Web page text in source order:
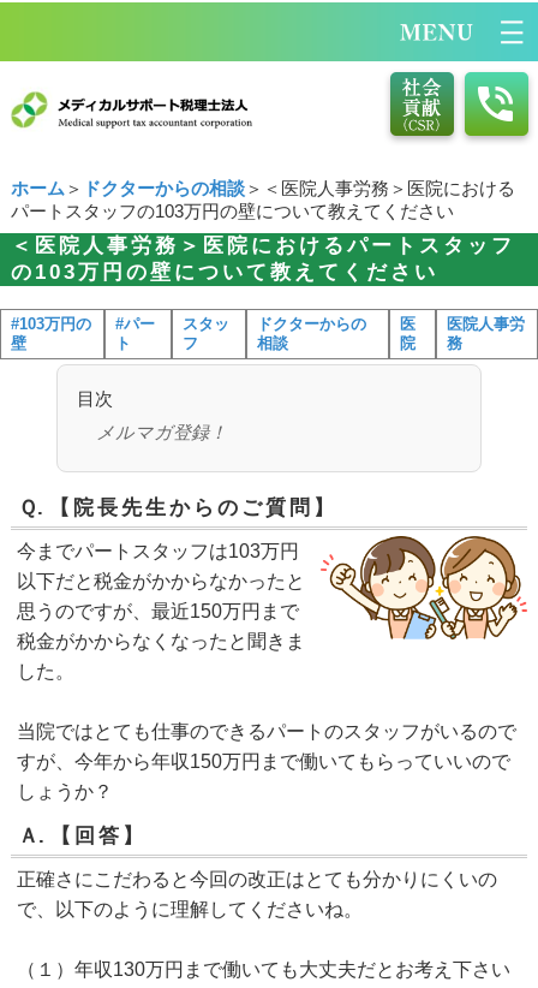
ホーム ＞ ドクターからの相談＞＜医院人事労務＞医院における
パートスタッフの103万円の壁について教えてください
＜医院人事労務＞医院におけるパートスタッフ
の103万円の壁について教えてください
#103万円の
壁
#パー
ト
スタッ
フ
ドクターからの
相談
医
院
医院人事労
務
目次
メルマガ登録！
Ｑ. 【院長先生からのご質問】
今までパートスタッフは103万円
以下だと税金がかからなかったと
思うのですが、最近150万円まで
税金がかからなくなったと聞きま
した。
当院ではとても仕事のできるパートのスタッフがいるので
すが、今年から年収150万円まで働いてもらっていいので
しょうか？
Ａ. 【回答】
正確さにこだわると今回の改正はとても分かりにくいの
で、以下のように理解してくださいね。
（１）年収130万円まで働いても大丈夫だとお考え下さい